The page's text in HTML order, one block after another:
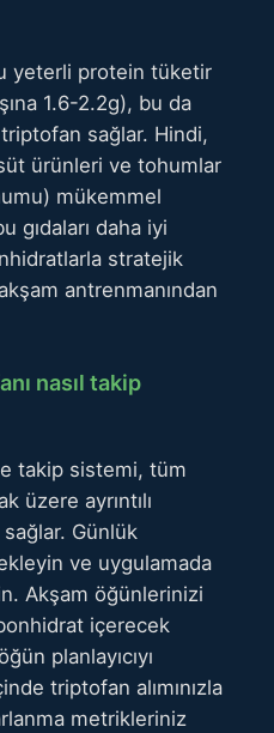
yeterli protein tüketir
1.6-2.2g), bu da
sağlar. Hindi,
ürünleri ve tohumlar
mükemmel
gıdaları daha iyi
stratejik
antrenmanından
nasıl takip
takip sistemi, tüm
üzere ayrıntılı
Günlük
ve uygulamada
Akşam öğünlerinizi
içerecek
planlayıcıyı
triptofan alımınızla
metrikleriniz